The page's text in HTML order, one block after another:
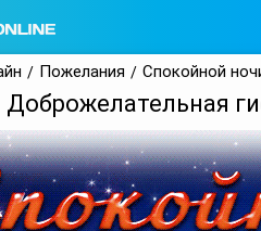
Пожелания Спокойной
Доброжелательная